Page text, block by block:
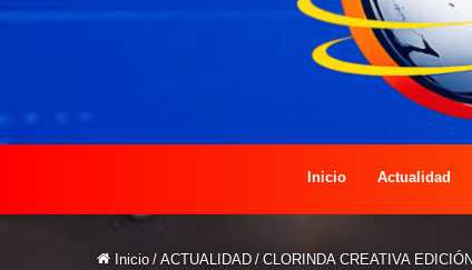
Inicio Actualidad
Inicio / ACTUALIDAD / CLORINDA CREATIVA